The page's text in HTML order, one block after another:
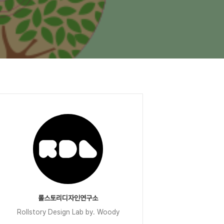
롤스토리디자인연구소
Rollstory Design Lab by. Woody